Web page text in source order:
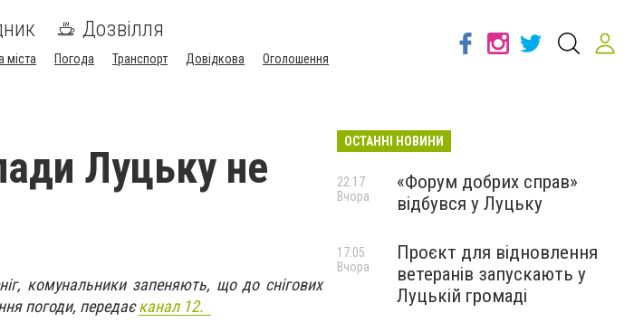
Дозвілля
міста Погода Транспорт Довідкова Оголошення
Луцьку не
комунальники запеняють, що до снігових
погоди, передаєканал 12.
ОСТАННІ НОВИНИ
«Форум добрих справ»
відбувся у Луцьку
22:17
Вчора
Проєкт для відновлення
ветеранів запускають у
Луцькій громаді
17:05
Вчора